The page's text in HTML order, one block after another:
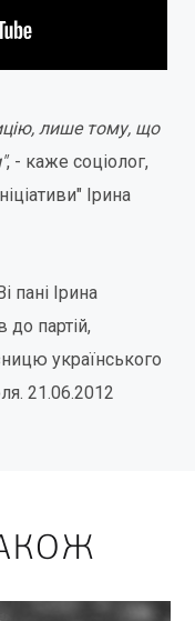
лише тому, що
, - каже соціолог,
Ірина
пані Ірина
до партій,
українського
21.06.2012